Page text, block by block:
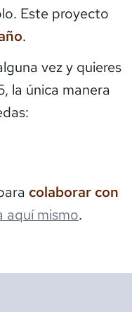
Este proyecto
.
vez y quieres
la única manera
colaborar con
aquí mismo.